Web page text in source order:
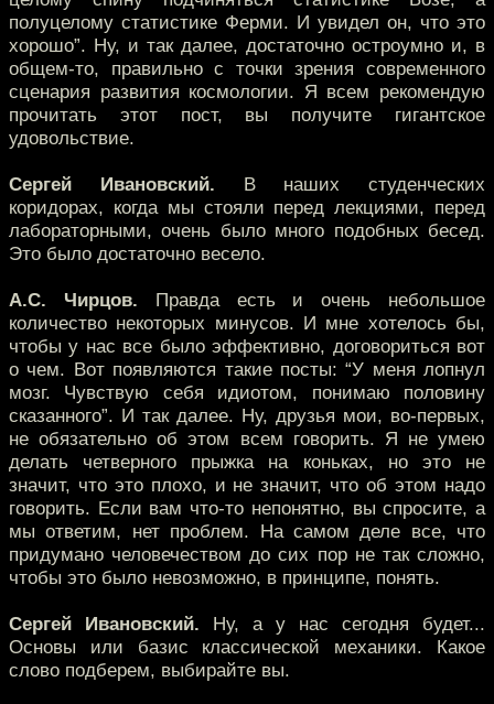
полуцелому статистике Ферми. И увидел он, что это
хорошо”. Ну, и так далее, достаточно остроумно и, в
общем-то, правильно с точки зрения современного
сценария развития космологии. Я всем рекомендую
прочитать этот пост, вы получите гигантское
удовольствие.
Сергей Ивановский. В наших студенческих
коридорах, когда мы стояли перед лекциями, перед
лабораторными, очень было много подобных бесед.
Это было достаточно весело.
А.С. Чирцов. Правда есть и очень небольшое
количество некоторых минусов. И мне хотелось бы,
чтобы у нас все было эффективно, договориться вот
о чем. Вот появляются такие посты: “У меня лопнул
мозг. Чувствую себя идиотом, понимаю половину
сказанного”. И так далее. Ну, друзья мои, во-первых,
не обязательно об этом всем говорить. Я не умею
делать четверного прыжка на коньках, но это не
значит, что это плохо, и не значит, что об этом надо
говорить. Если вам что-то непонятно, вы спросите, а
мы ответим, нет проблем. На самом деле все, что
придумано человечеством до сих пор не так сложно,
чтобы это было невозможно, в принципе, понять.
Сергей Ивановский. Ну, а у нас сегодня будет...
Основы или базис классической механики. Какое
слово подберем, выбирайте вы.